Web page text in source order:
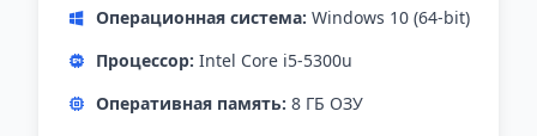
Операционная система: Windows 10 (64-bit)
Процессор: Intel Core i5-5300u
Оперативная память: 8 ГБ ОЗУ